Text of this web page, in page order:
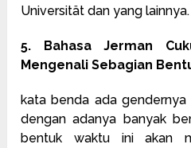
Universität dan yang lainnya.
5. Bahasa Jerman
Mengenali Sebagian
kata benda ada
dengan adanya banyak
bentuk waktu ini akan